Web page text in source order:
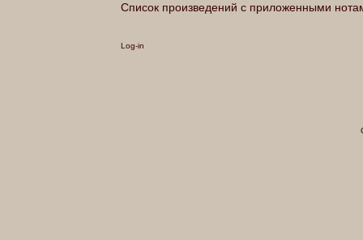
Список произведений с приложенными
Log-in